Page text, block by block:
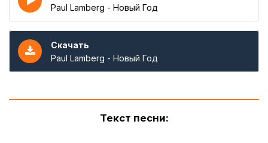
Paul Lamberg - Новый Год
Скачать
Paul Lamberg - Новый Год
Текст песни: